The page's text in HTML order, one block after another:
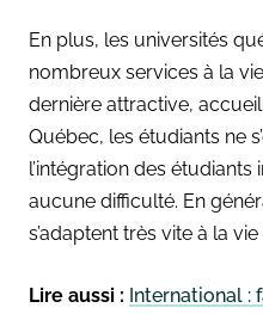
En plus, les universités
nombreux services à la
dernière attractive,
Québec, les étudiants ne
l’intégration des étudiants
aucune difficulté. En
s’adaptent très vite à la
Lire aussi : International :